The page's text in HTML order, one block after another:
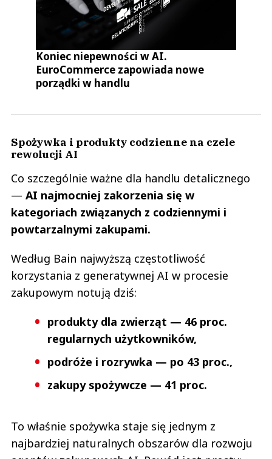
Koniec niepewności w AI.
EuroCommerce zapowiada nowe
porządki w handlu
Spożywka i produkty codzienne na czele
rewolucji AI
Co szczególnie ważne dla handlu detalicznego
— AI najmocniej zakorzenia się w
kategoriach związanych z codziennymi i
powtarzalnymi zakupami.
Według Bain najwyższą częstotliwość
korzystania z generatywnej AI w procesie
zakupowym notują dziś:
produkty dla zwierząt — 46 proc.
regularnych użytkowników,
podróże i rozrywka — po 43 proc.,
zakupy spożywcze — 41 proc.
To właśnie spożywka staje się jednym z
najbardziej naturalnych obszarów dla rozwoju